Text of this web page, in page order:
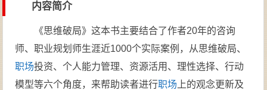
内容简介
《思维破局》这本书主要结合了作者20年的咨询
师、职业规划师生涯近1000个实际案例，从思维破局、
职场投资、个人能力管理、资源活用、理性选择、行动
模型等六个角度，来帮助读者进行职场 上的观念更新及